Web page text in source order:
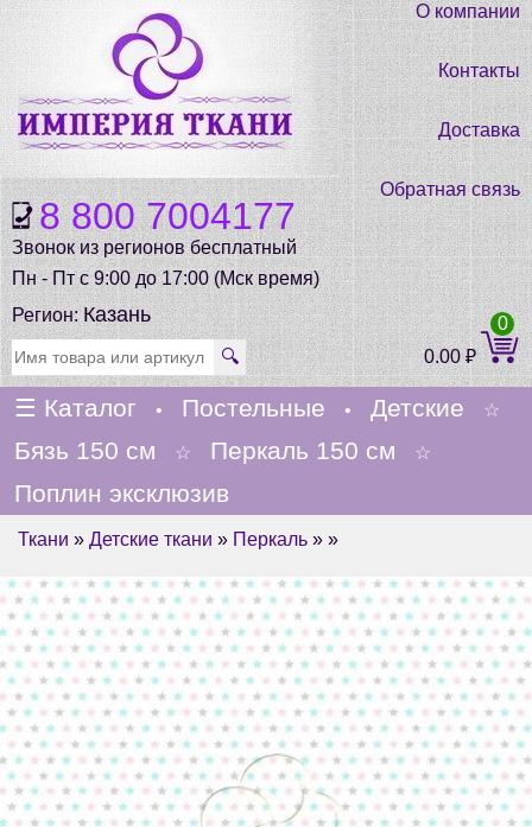
8 800 7004177
Звонок из регионов бесплатный
Пн - Пт с 9:00 до 17:00 (Мск время)
О компании
Контакты
Доставка
Обратная связь
Регион:Казань
🔍 0.00₽
0
☰ Каталог • Постельные • Детские ☆
Бязь 150 см ☆ Перкаль 150 см ☆
Поплин эксклюзив
Ткани » Детские ткани » Перкаль » »